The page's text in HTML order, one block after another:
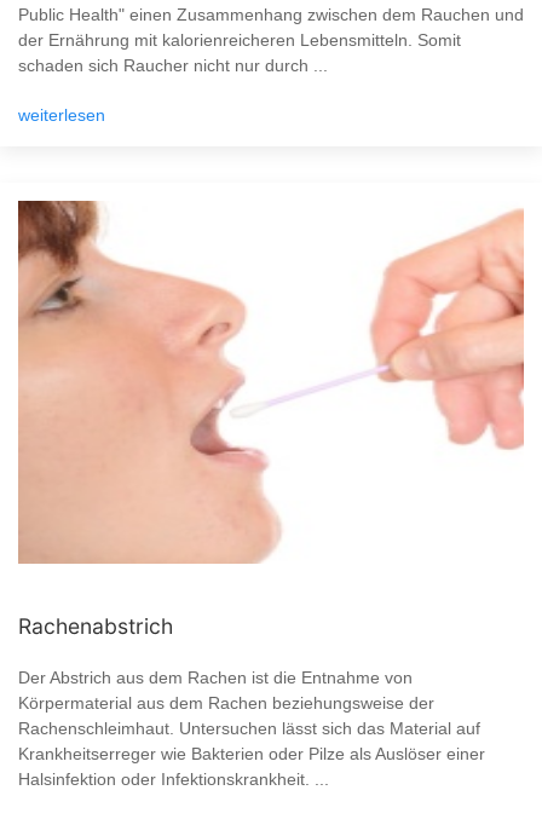
Public Health" einen Zusammenhang zwischen dem Rauchen und
der Ernährung mit kalorienreicheren Lebensmitteln. Somit
schaden sich Raucher nicht nur durch ...
weiterlesen
Rachenabstrich
Der Abstrich aus dem Rachen ist die Entnahme von
Körpermaterial aus dem Rachen beziehungsweise der
Rachenschleimhaut. Untersuchen lässt sich das Material auf
Krankheitserreger wie Bakterien oder Pilze als Auslöser einer
Halsinfektion oder Infektionskrankheit. ...